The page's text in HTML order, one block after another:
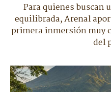
Para quienes buscan
equilibrada, Arenal
primera inmersión muy
del